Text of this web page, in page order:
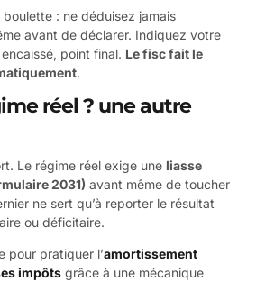
: ne déduisez jamais
avant de déclarer. Indiquez votre
point final. Le fisc fait le
.
réel ? une autre
Le régime réel exige une liasse
2031) avant même de toucher
ne sert qu’à reporter le résultat
ou déficitaire.
pour pratiquer l’amortissement
impôts grâce à une mécanique